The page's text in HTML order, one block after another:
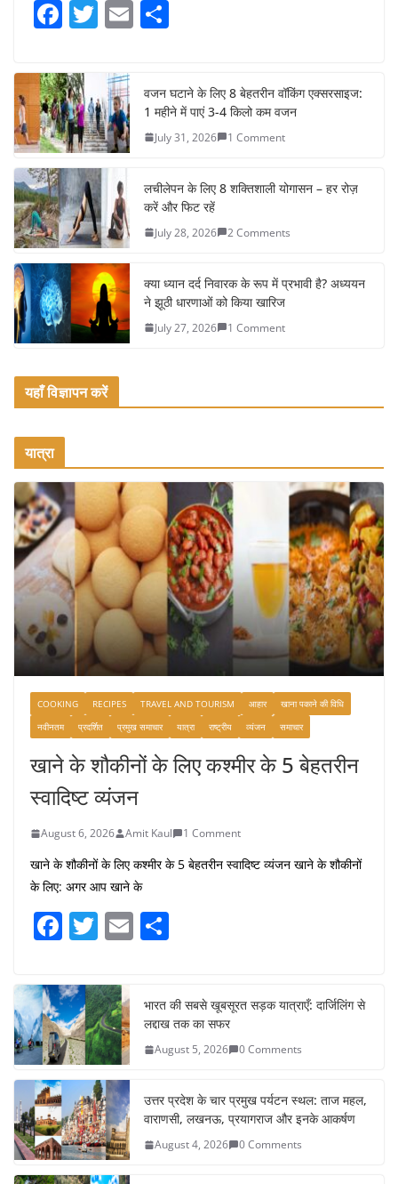
F
c
e
b
o
o
k
T
itt
er
E
e
वजन घटाने के लिए 8 बेहतरीन वॉकिंग एक्सरसाइज:
1 महीने में पाएं 3-4 किलो कम वजन
July 31, 2026 1 Comment
लचीलेपन के लिए 8 शक्तिशाली योगासन – हर रोज़
करें और फिट रहें
July 28, 2026 2 Comments
क्या ध्यान दर्द निवारक के रूप में प्रभावी है? अध्ययन
ने झूठी धारणाओं को किया खारिज
July 27, 2026 1 Comment
यहाँ विज्ञापन करें
यात्रा
COOKING RECIPES TRAVEL AND TOURISM आहार
खाना पकाने की विधि
नवीनतम
प्रदर्शित प्रमुख समाचार यात्रा राष्ट्रीय व्यंजन समाचार
खाने के शौकीनों के लिए कश्मीर के 5 बेहतरीन
स्वादिष्ट व्यंजन
August 6, 2026 Amit Kaul 1 Comment
खाने के शौकीनों के लिए कश्मीर के 5 बेहतरीन स्वादिष्ट व्यंजन खाने के शौकीनों
के लिए: अगर आप खाने के
F
c
e
b
o
o
k
T
itt
er
E
e
भारत की सबसे खूबसूरत सड़क यात्राएँ: दार्जिलिंग से
लद्दाख तक का सफर
August 5, 2026 0 Comments
उत्तर प्रदेश के चार प्रमुख पर्यटन स्थल: ताज महल,
वाराणसी, लखनऊ, प्रयागराज और इनके आकर्षण
August 4, 2026 0 Comments